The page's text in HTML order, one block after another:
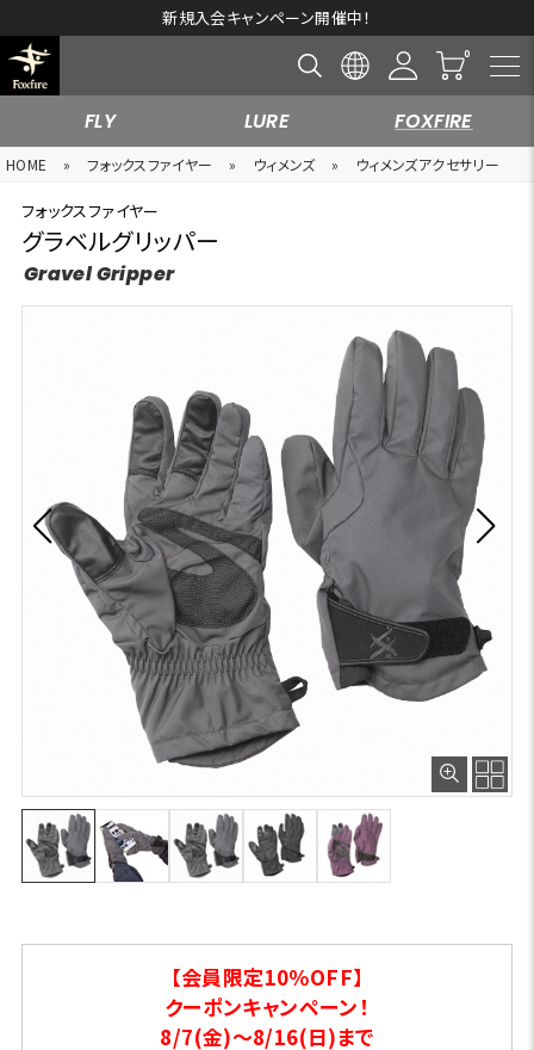
新規入会キャンペーン開催中！
FLY LURE FOXFIRE
HOME » フォックスファイヤー » ウィメンズ » ウィメンズアクセサリー
フォックスファイヤー
グラベルグリッパー
Gravel Gripper
【会員限定10％OFF】
クーポンキャンペーン！
8/7(金)～8/16(日)まで